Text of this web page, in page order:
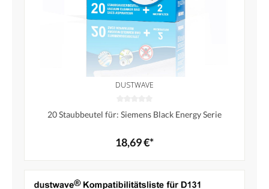
DUSTWAVE
20 Staubbeutel für: Siemens Black Energy Serie
18,69 €*